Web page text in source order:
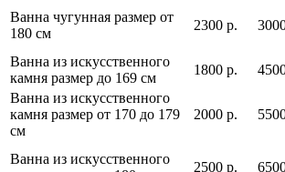
Ванна чугунная размер от
180 см
2300 р.
Ванна из искусственного
камня размер до 169 см
1800 р.
Ванна из искусственного
камня размер от 170 до 179
см
2000 р.
Ванна из искусственного
2500 р.